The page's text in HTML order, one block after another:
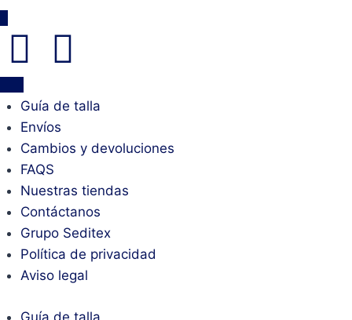
Guía de talla
Envíos
Cambios y devoluciones
FAQS
Nuestras tiendas
Contáctanos
Grupo Seditex
Política de privacidad
Aviso legal
Guía de talla